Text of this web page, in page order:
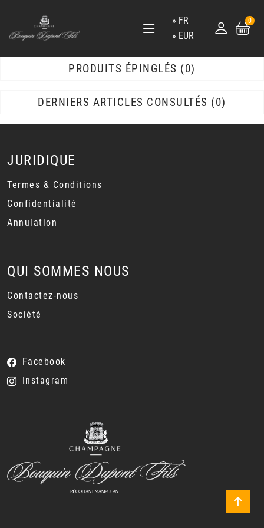
FR
EUR
0
PRODUITS ÉPINGLÉS 0
DERNIERS ARTICLES CONSULTÉS 0
JURIDIQUE
Termes & Conditions
Confidentialité
Annulation
QUI SOMMES NOUS
Contactez-nous
Société
Facebook
Instagram